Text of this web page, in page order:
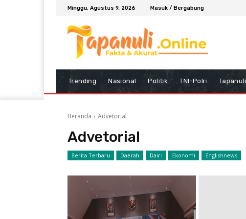
Minggu, Agustus 9, 2026 Masuk / Bergabung
Trending Nasional Politik TNI-Polri Tapanuli
Beranda Advetorial
Advetorial
Berita Terbaru Daerah Dairi Ekonomi Englishnews